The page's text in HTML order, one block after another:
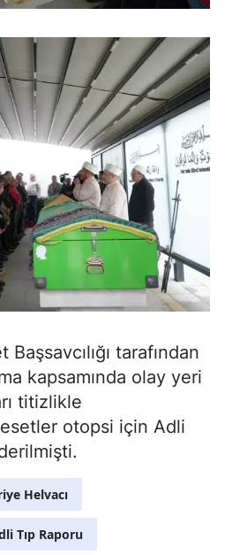
tarafından
kapsamında olay yeri
titizlikle
otopsi için Adli
Helvacı
Tıp Raporu